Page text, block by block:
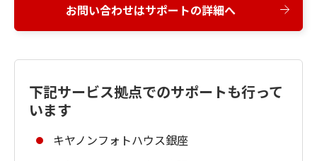
お問い合わせはサポートの詳細へ
下記サービス拠点でのサポートも行って
います
キヤノンフォトハウス銀座